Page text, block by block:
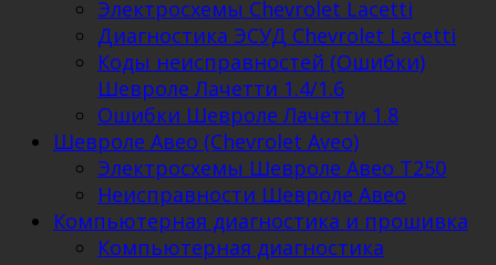
Электросхемы Chevrolet Lacetti
Диагностика ЭСУД Chevrolet Lacetti
Коды неисправностей (Ошибки)
Шевроле Лачетти 1.4/1.6
Ошибки Шевроле Лачетти 1.8
Шевроле Авео (Chevrolet Aveo)
Электросхемы Шевроле Авео Т250
Неисправности Шевроле Авео
Компьютерная диагностика и прошивка
Компьютерная диагностика